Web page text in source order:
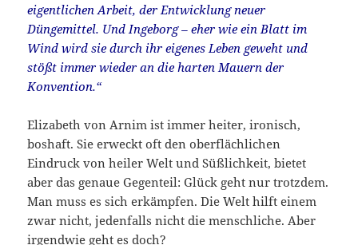
eigentlichen Arbeit, der Entwicklung neuer
Düngemittel. Und Ingeborg – eher wie ein Blatt im
Wind wird sie durch ihr eigenes Leben geweht und
stößt immer wieder an die harten Mauern der
Konvention.“
Elizabeth von Arnim ist immer heiter, ironisch,
boshaft. Sie erweckt oft den oberflächlichen
Eindruck von heiler Welt und Süßlichkeit, bietet
aber das genaue Gegenteil: Glück geht nur trotzdem.
Man muss es sich erkämpfen. Die Welt hilft einem
zwar nicht, jedenfalls nicht die menschliche. Aber
irgendwie geht es doch?